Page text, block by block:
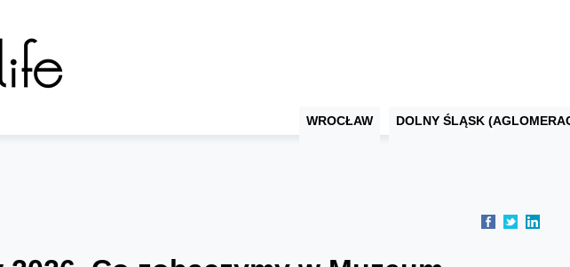
WROCŁAW DOLNY ŚLĄSK